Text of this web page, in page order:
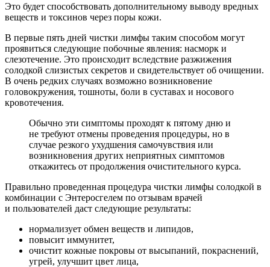
Это будет способствовать дополнительному выводу вредных
веществ и токсинов через поры кожи.
В первые пять дней чистки лимфы таким способом могут
проявиться следующие побочные явления: насморк и
слезотечение. Это происходит вследствие разжижения
солодкой слизистых секретов и свидетельствует об очищении.
В очень редких случаях возможно возникновение
головокружения, тошноты, боли в суставах и носового
кровотечения.
Обычно эти симптомы проходят к пятому дню и
не требуют отмены проведения процедуры, но в
случае резкого ухудшения самочувствия или
возникновения других неприятных симптомов
откажитесь от продолжения очистительного курса.
Правильно проведенная процедура чистки лимфы солодкой в
комбинации с Энтеросгелем по отзывам врачей
и пользователей даст следующие результаты:
нормализует обмен веществ и липидов,
повысит иммунитет,
очистит кожные покровы от высыпаний, покраснений,
угрей, улучшит цвет лица,